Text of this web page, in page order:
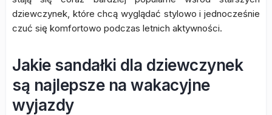
dziewczynek, które chcą wyglądać stylowo i jednocześnie
czuć się komfortowo podczas letnich aktywności.
Jakie sandałki dla dziewczynek
są najlepsze na wakacyjne
wyjazdy